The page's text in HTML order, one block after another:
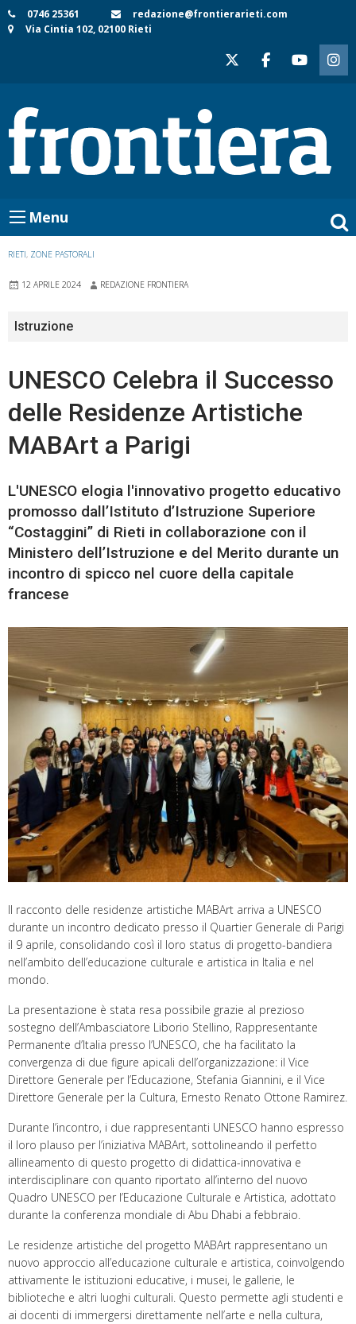
Skip
to
0746 25361
redazione@frontierarieti.com
Via Cintia 102, 02100 Rieti
Menu
RIETI, ZONE PASTORALI
12 APRILE 2024 REDAZIONE FRONTIERA
Istruzione
UNESCO Celebra il Successo
delle Residenze Artistiche
MABArt a Parigi
L'UNESCO elogia l'innovativo progetto educativo
promosso dall’Istituto d’Istruzione Superiore
“Costaggini” di Rieti in collaborazione con il
Ministero dell’Istruzione e del Merito durante un
incontro di spicco nel cuore della capitale
francese
Il racconto delle residenze artistiche MABArt arriva a UNESCO
durante un incontro dedicato presso il Quartier Generale di Parigi
il 9 aprile, consolidando così il loro status di progetto-bandiera
nell’ambito dell’educazione culturale e artistica in Italia e nel
mondo.
La presentazione è stata resa possibile grazie al prezioso
sostegno dell’Ambasciatore Liborio Stellino, Rappresentante
Permanente d’Italia presso l’UNESCO, che ha facilitato la
convergenza di due figure apicali dell’organizzazione: il Vice
Direttore Generale per l’Educazione, Stefania Giannini, e il Vice
Direttore Generale per la Cultura, Ernesto Renato Ottone Ramirez.
Durante l’incontro, i due rappresentanti UNESCO hanno espresso
il loro plauso per l’iniziativa MABArt, sottolineando il perfetto
allineamento di questo progetto di didattica-innovativa e
interdisciplinare con quanto riportato all’interno del nuovo
Quadro UNESCO per l’Educazione Culturale e Artistica, adottato
durante la conferenza mondiale di Abu Dhabi a febbraio.
Le residenze artistiche del progetto MABArt rappresentano un
nuovo approccio all’educazione culturale e artistica, coinvolgendo
attivamente le istituzioni educative, i musei, le gallerie, le
biblioteche e altri luoghi culturali. Questo permette agli studenti e
ai docenti di immergersi direttamente nell’arte e nella cultura,